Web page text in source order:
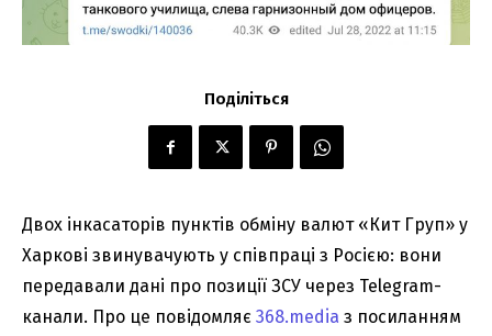
Поділіться
Двох інкасаторів пунктів обміну валют «Кит Груп» у
Харкові звинувачують у співпраці з Росією: вони
передавали дані про позиції ЗСУ через Telegram-
канали. Про це повідомляє 368.media з посиланням